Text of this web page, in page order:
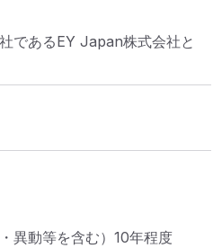
であるEY Japan株式会社と
異動等を含む）10年程度